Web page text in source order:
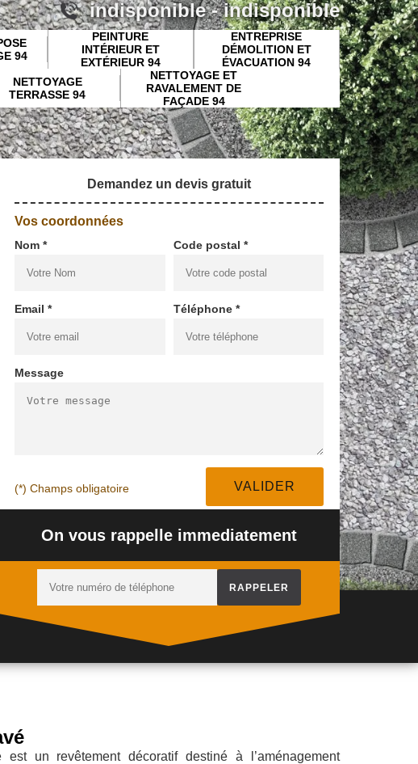
indisponible-indisponible
94
PEINTURE
INTÉRIEUR ET
EXTÉRIEUR 94
ENTREPRISE
DÉMOLITION ET
ÉVACUATION 94
NETTOYAGE
TERRASSE 94
NETTOYAGE ET
RAVALEMENT DE
FAÇADE 94
DÉSACTIVÉ
NETTOYAGE
TERRASSE 94
Demandez un devis gratuit
Vos coordonnées
Nom * Code postal *
Email * Téléphone *
Message
(*) Champs obligatoire
On vous rappelle immediatement
est un revêtement décoratif destiné à l’aménagement